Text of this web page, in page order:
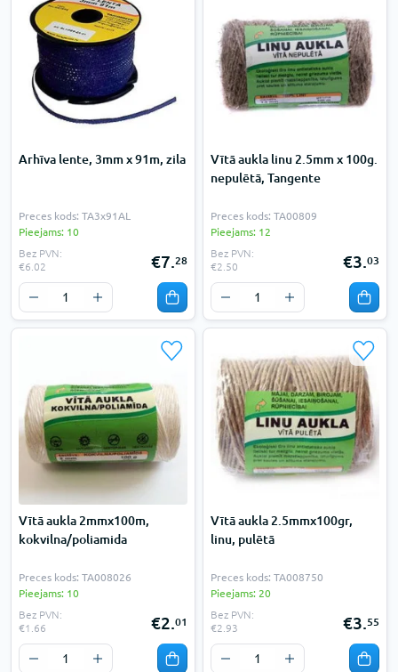
Arhīva lente, 3mm x 91m, zila
Preces kods: TA3x91AL
Pieejams: 10
Bez PVN:
€6.02
€7.28
Vītā aukla linu 2.5mm x 100g.
nepulētā, Tangente
Preces kods: TA00809
Pieejams: 12
Bez PVN:
€2.50
€3.03
Vītā aukla 2mmx100m,
kokvilna/poliamida
Preces kods: TA008026
Pieejams: 10
Bez PVN:
€1.66
€2.01
Vītā aukla 2.5mmx100gr,
linu, pulētā
Preces kods: TA008750
Pieejams: 20
Bez PVN:
€2.93
€3.55